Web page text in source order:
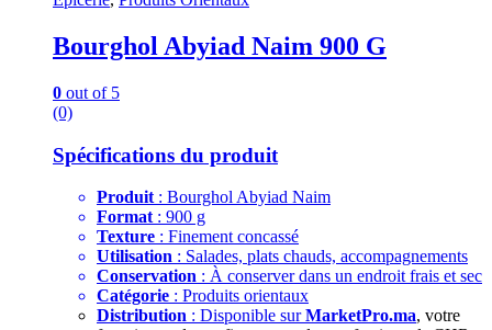
Bourghol Abyiad Naim 900 G
0 out of 5
(0)
Spécifications du produit
Produit: Bourghol Abyiad Naim
Format: 900 g
Texture : Finement concassé
Utilisation : Salades, plats chauds, accompagnements
Conservation : À conserver dans un endroit frais et sec
Catégorie : Produits orientaux
Distribution : Disponible surMarketPro.ma, votre